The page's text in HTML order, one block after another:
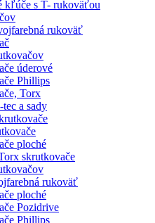
kľúče s T- rukoväťou
rukoväť
úderové
Phillips
Torx
a sady
ploché
skrutkovače
rukoväť
ploché
Pozidrive
Phillips